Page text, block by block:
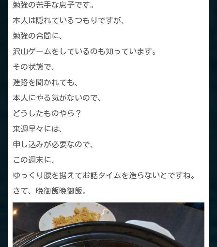
勉強の苦手な息子です。
本人は隠れているつもりですが、
勉強の合間に、
沢山ゲームをしているのも知っています。
その状態で、
進路を聞かれても、
本人にやる気がないので、
どうしたものやら？
来週早々には、
申し込みが必要なので、
この週末に、
ゆっくり腰を据えてお話タイムを造らないとですね。
さて、晩御飯晩御飯。